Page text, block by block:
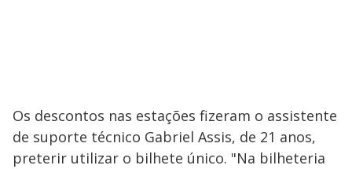
Os descontos nas estações fizeram o assistente
de suporte técnico Gabriel Assis, de 21 anos,
preterir utilizar o bilhete único. "Na bilheteria